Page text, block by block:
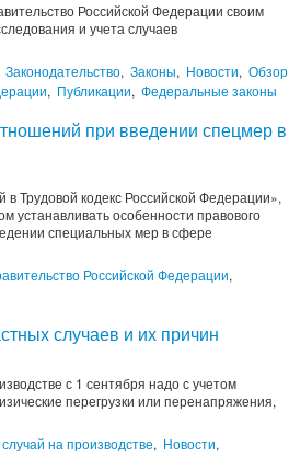
Российской Федерации своим
и учета случаев
Законодательство, Законы, Новости, Обзор
, Публикации, Федеральные законы
при введении спецмер в
Трудовой кодекс Российской Федерации»,
устанавливать особенности правового
специальных мер в сфере
Российской Федерации,
случаев и их причин
с 1 сентября надо с учетом
перегрузки или перенапряжения,
на производстве, Новости,